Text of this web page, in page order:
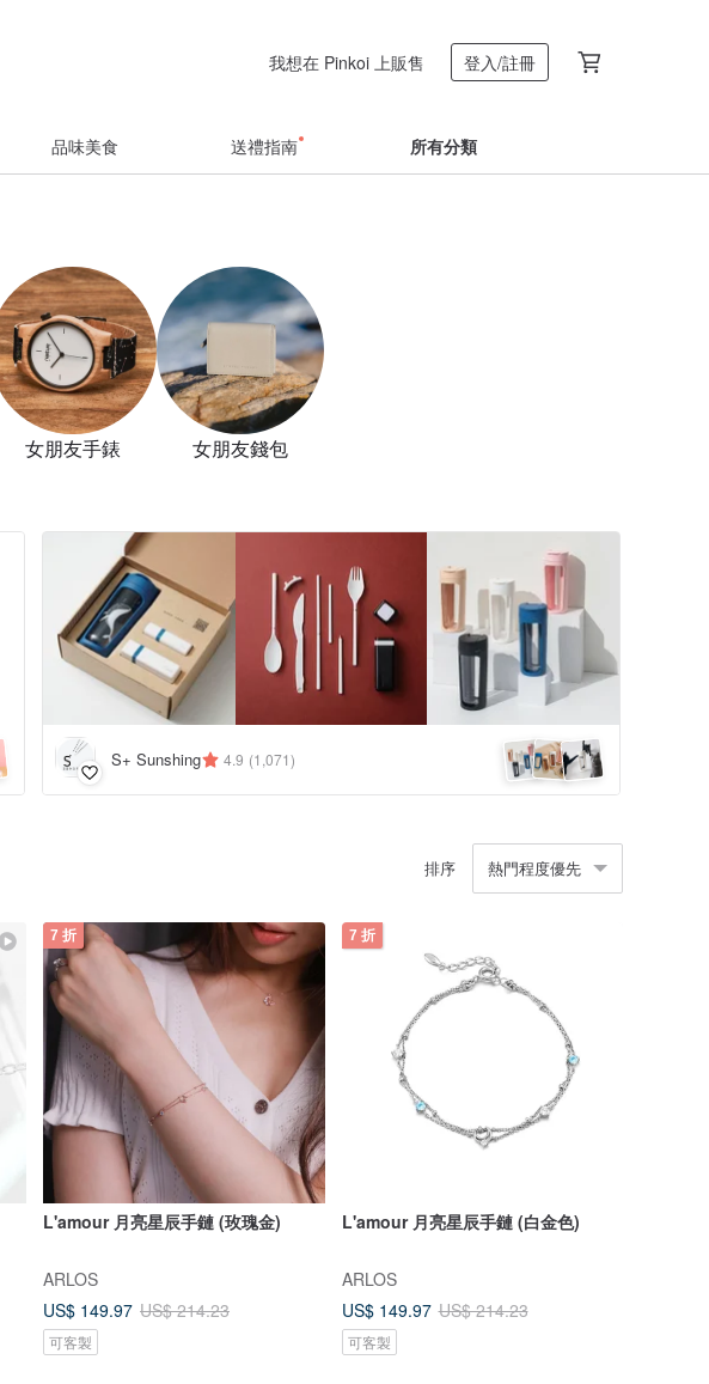
我想在 Pinkoi 上販售 登入/註冊
品味美食 送禮指南 所有分類
女朋友手錶 女朋友錢包
S+ Sunshing 4.9 (1,071)
排序 熱門程度優先
7 折
L'amour 月亮星辰手鏈 (玫瑰金)
ARLOS
US$ 149.97 US$ 214.23
可客製
7 折
L'amour 月亮星辰手鏈 (白金色)
ARLOS
US$ 149.97 US$ 214.23
可客製